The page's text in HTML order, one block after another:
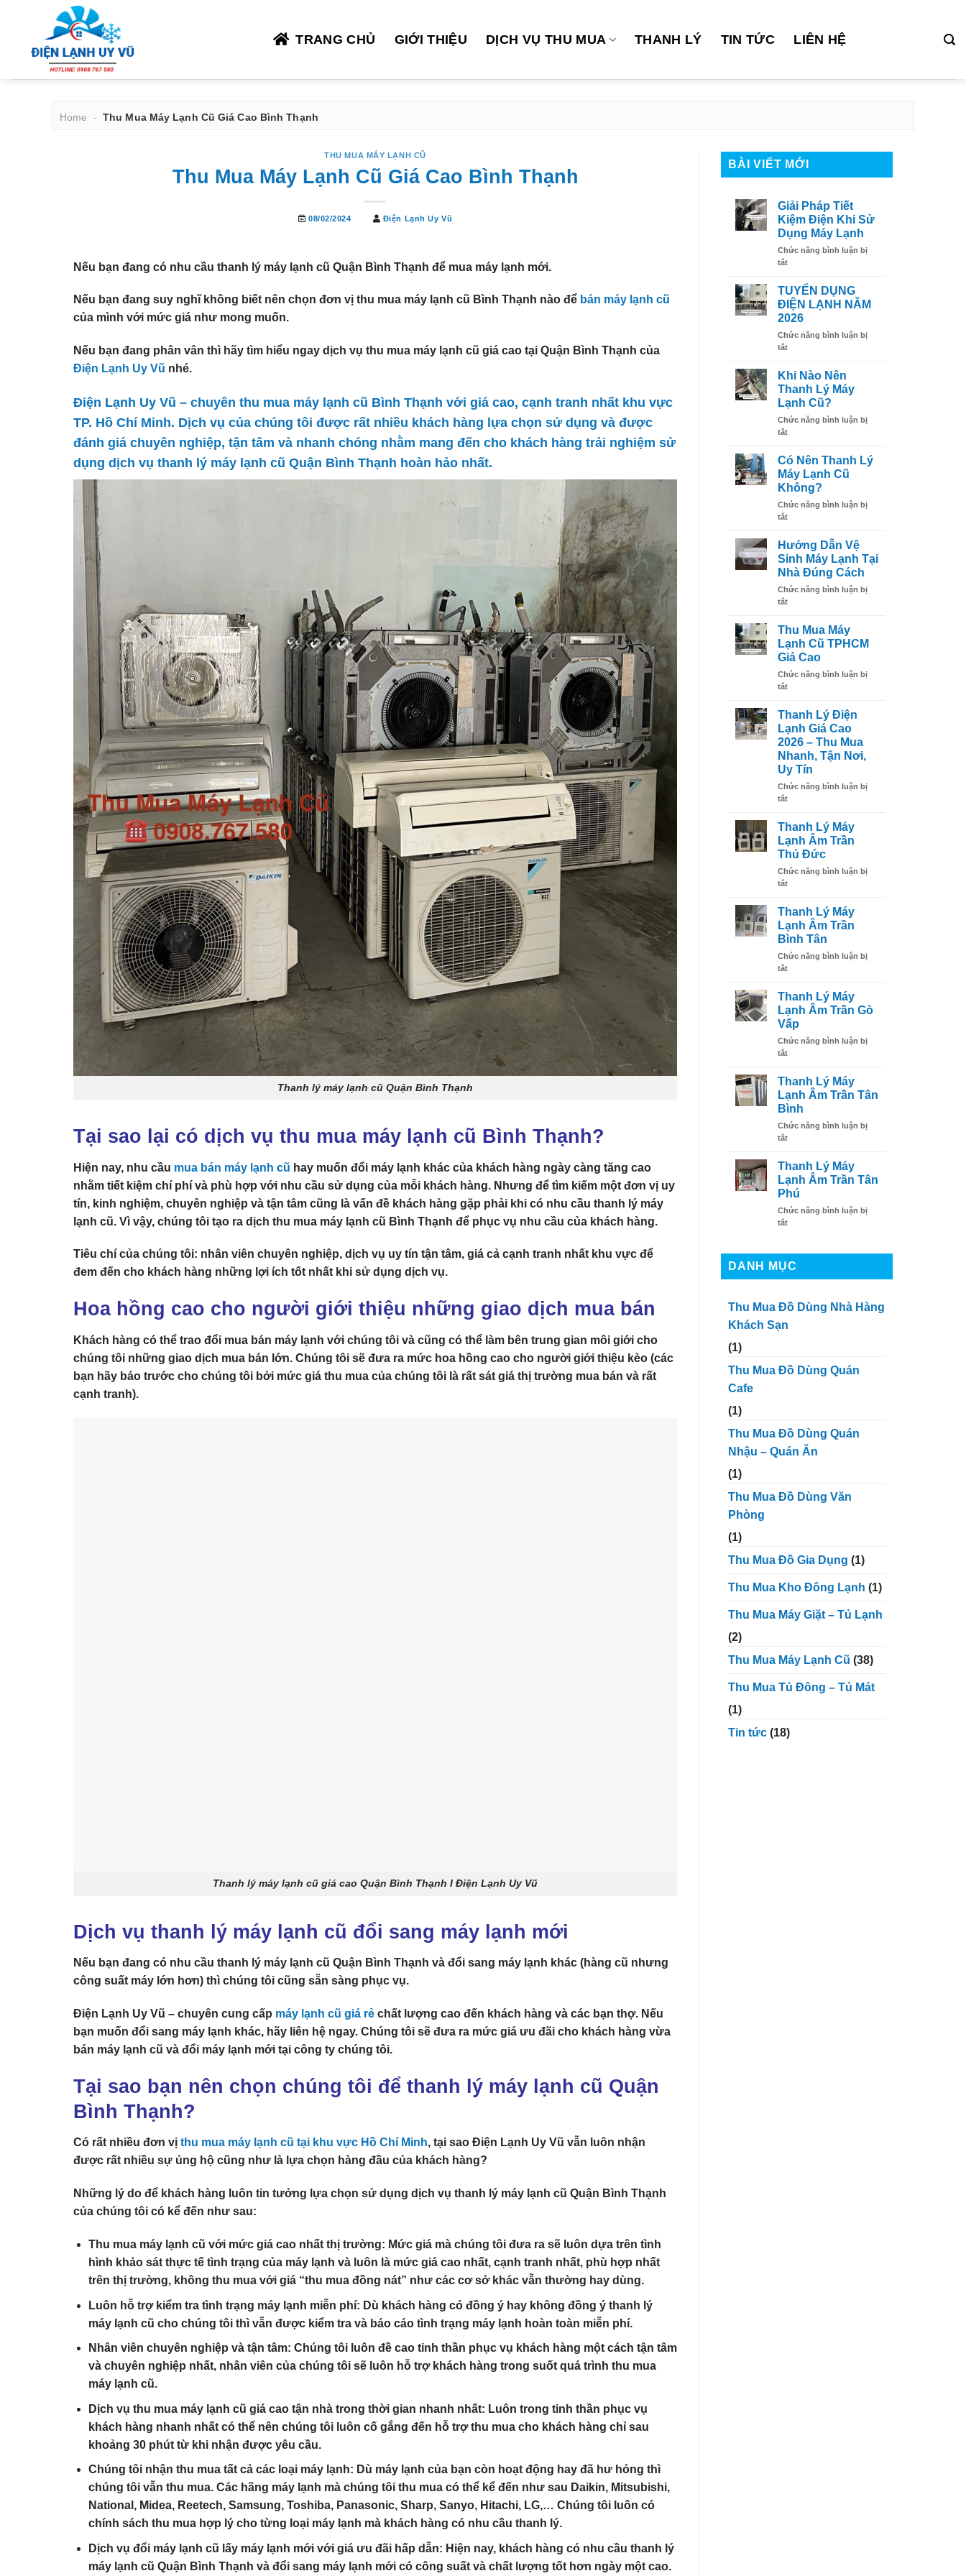
TRANG CHỦ GIỚI THIỆU DỊCH VỤ THU MUA THANH LÝ TIN TỨC LIÊN HỆ
Home - Thu Mua Máy Lạnh Cũ Giá Cao Bình Thạnh
THU MUA MÁY LẠNH CŨ
Thu Mua Máy Lạnh Cũ Giá Cao Bình Thạnh
08/02/2024 Điện Lạnh Uy Vũ
Nếu bạn đang có nhu cầu thanh lý máy lạnh cũ Quận Bình Thạnh để mua máy lạnh mới.
Nếu bạn đang suy nghĩ không biết nên chọn đơn vị thu mua máy lạnh cũ Bình Thạnh nào để bán máy lạnh cũ
của mình với mức giá như mong muốn.
Nếu bạn đang phân vân thì hãy tìm hiểu ngay dịch vụ thu mua máy lạnh cũ giá cao tại Quận Bình Thạnh của
Điện Lạnh Uy Vũ nhé.
Điện Lạnh Uy Vũ – chuyên thu mua máy lạnh cũ Bình Thạnh với giá cao, cạnh tranh nhất khu vực
TP. Hồ Chí Minh. Dịch vụ của chúng tôi được rất nhiều khách hàng lựa chọn sử dụng và được
đánh giá chuyên nghiệp, tận tâm và nhanh chóng nhằm mang đến cho khách hàng trải nghiệm sử
dụng dịch vụ thanh lý máy lạnh cũ Quận Bình Thạnh hoàn hảo nhất.
Thanh lý máy lạnh cũ Quận Bình Thạnh
Tại sao lại có dịch vụ thu mua máy lạnh cũ Bình Thạnh?
Hiện nay, nhu cầu mua bán máy lạnh cũ hay muốn đổi máy lạnh khác của khách hàng ngày càng tăng cao
nhằm tiết kiệm chí phí và phù hợp với nhu cầu sử dụng của mỗi khách hàng. Nhưng để tìm kiếm một đơn vị uy
tín, kinh nghiệm, chuyên nghiệp và tận tâm cũng là vấn đề khách hàng gặp phải khi có nhu cầu thanh lý máy
lạnh cũ. Vì vậy, chúng tôi tạo ra dịch thu mua máy lạnh cũ Bình Thạnh để phục vụ nhu cầu của khách hàng.
Tiêu chí của chúng tôi: nhân viên chuyên nghiệp, dịch vụ uy tín tận tâm, giá cả cạnh tranh nhất khu vực để
đem đến cho khách hàng những lợi ích tốt nhất khi sử dụng dịch vụ.
Hoa hồng cao cho người giới thiệu những giao dịch mua bán
Khách hàng có thể trao đổi mua bán máy lạnh với chúng tôi và cũng có thể làm bên trung gian môi giới cho
chúng tôi những giao dịch mua bán lớn. Chúng tôi sẽ đưa ra mức hoa hồng cao cho người giới thiệu kèo (các
bạn hãy báo trước cho chúng tôi bởi mức giá thu mua của chúng tôi là rất sát giá thị trường mua bán và rất
cạnh tranh).
Thanh lý máy lạnh cũ giá cao Quận Bình Thạnh I Điện Lạnh Uy Vũ
Dịch vụ thanh lý máy lạnh cũ đổi sang máy lạnh mới
Nếu bạn đang có nhu cầu thanh lý máy lạnh cũ Quận Bình Thạnh và đổi sang máy lạnh khác (hàng cũ nhưng
công suất máy lớn hơn) thì chúng tôi cũng sẵn sàng phục vụ.
Điện Lạnh Uy Vũ – chuyên cung cấp máy lạnh cũ giá rẻ chất lượng cao đến khách hàng và các bạn thợ. Nếu
bạn muốn đổi sang máy lạnh khác, hãy liên hệ ngay. Chúng tôi sẽ đưa ra mức giá ưu đãi cho khách hàng vừa
bán máy lạnh cũ và đổi máy lạnh mới tại công ty chúng tôi.
Tại sao bạn nên chọn chúng tôi để thanh lý máy lạnh cũ Quận
Bình Thạnh?
Có rất nhiều đơn vị thu mua máy lạnh cũ tại khu vực Hồ Chí Minh, tại sao Điện Lạnh Uy Vũ vẫn luôn nhận
được rất nhiều sự ủng hộ cũng như là lựa chọn hàng đầu của khách hàng?
Những lý do để khách hàng luôn tin tưởng lựa chọn sử dụng dịch vụ thanh lý máy lạnh cũ Quận Bình Thạnh
của chúng tôi có kể đến như sau:
Thu mua máy lạnh cũ với mức giá cao nhất thị trường: Mức giá mà chúng tôi đưa ra sẽ luôn dựa trên tình
hình khảo sát thực tế tình trạng của máy lạnh và luôn là mức giá cao nhất, cạnh tranh nhất, phù hợp nhất
trên thị trường, không thu mua với giá “thu mua đồng nát” như các cơ sở khác vẫn thường hay dùng.
Luôn hỗ trợ kiểm tra tình trạng máy lạnh miễn phí: Dù khách hàng có đồng ý hay không đồng ý thanh lý
máy lạnh cũ cho chúng tôi thì vẫn được kiểm tra và báo cáo tình trạng máy lạnh hoàn toàn miễn phí.
Nhân viên chuyên nghiệp và tận tâm: Chúng tôi luôn đề cao tinh thần phục vụ khách hàng một cách tận tâm
và chuyên nghiệp nhất, nhân viên của chúng tôi sẽ luôn hỗ trợ khách hàng trong suốt quá trình thu mua
máy lạnh cũ.
Dịch vụ thu mua máy lạnh cũ giá cao tận nhà trong thời gian nhanh nhất: Luôn trong tinh thần phục vụ
khách hàng nhanh nhất có thể nên chúng tôi luôn cố gắng đến hỗ trợ thu mua cho khách hàng chỉ sau
khoảng 30 phút từ khi nhận được yêu cầu.
Chúng tôi nhận thu mua tất cả các loại máy lạnh: Dù máy lạnh của bạn còn hoạt động hay đã hư hỏng thì
chúng tôi vẫn thu mua. Các hãng máy lạnh mà chúng tôi thu mua có thể kể đến như sau Daikin, Mitsubishi,
National, Midea, Reetech, Samsung, Toshiba, Panasonic, Sharp, Sanyo, Hitachi, LG,… Chúng tôi luôn có
chính sách thu mua hợp lý cho từng loại máy lạnh mà khách hàng có nhu cầu thanh lý.
Dịch vụ đổi máy lạnh cũ lấy máy lạnh mới với giá ưu đãi hấp dẫn: Hiện nay, khách hàng có nhu cầu thanh lý
máy lạnh cũ Quận Bình Thạnh và đổi sang máy lạnh mới có công suất và chất lượng tốt hơn ngày một cao.
BÀI VIẾT MỚI
Giải Pháp Tiết
Kiệm Điện Khi Sử
Dụng Máy Lạnh
Chức năng bình luận bị
tắtở
Pháp
Tiết
Kiệm
Điện
Khi
Sử
Máy
Lạnh
TUYỂN DỤNG
ĐIỆN LẠNH NĂM
2026
Chức năng bình luận bị
tắtở
DỤNG
ĐIỆN
LẠNH
NĂM
2026
Khi Nào Nên
Thanh Lý Máy
Lạnh Cũ?
Chức năng bình luận bị
tắtở
Nào
Nên
Thanh
Lý
Máy
Lạnh
Có Nên Thanh Lý
Máy Lạnh Cũ
Không?
Chức năng bình luận bị
tắtở
Nên
Thanh
Lý
Máy
Lạnh
Cũ
Hướng Dẫn Vệ
Sinh Máy Lạnh Tại
Nhà Đúng Cách
Chức năng bình luận bị
tắtở
Dẫn
Sinh
Máy
Lạnh
Tại
Đúng
Cách
Thu Mua Máy
Lạnh Cũ TPHCM
Giá Cao
Chức năng bình luận bị
tắtở
Mua
Máy
Lạnh
Cũ
TPHCM
Giá
Cao
Thanh Lý Điện
Lạnh Giá Cao
2026 – Thu Mua
Nhanh, Tận Nơi,
Uy Tín
Chức năng bình luận bị
tắtở
Lý
Điện
Lạnh
Giá
Cao
2026
Thu
Mua
Nhanh,
Tận
Nơi,
Uy
Thanh Lý Máy
Lạnh Âm Trần
Thủ Đức
Chức năng bình luận bị
tắtở
Lý
Máy
Lạnh
Âm
Trần
Thủ
Thanh Lý Máy
Lạnh Âm Trần
Bình Tân
Chức năng bình luận bị
tắtở
Lý
Máy
Lạnh
Âm
Trần
Bình
Thanh Lý Máy
Lạnh Âm Trần Gò
Vấp
Chức năng bình luận bị
tắtở
Lý
Máy
Lạnh
Âm
Trần
Gò
Thanh Lý Máy
Lạnh Âm Trần Tân
Bình
Chức năng bình luận bị
tắtở
Lý
Máy
Lạnh
Âm
Trần
Tân
Thanh Lý Máy
Lạnh Âm Trần Tân
Phú
Chức năng bình luận bị
tắtở
Lạnh
Tân
DANH MỤC
Thu Mua Đồ Dùng Nhà Hàng
Khách Sạn
(1)
Thu Mua Đồ Dùng Quán
Cafe
(1)
Thu Mua Đồ Dùng Quán
Nhậu – Quán Ăn
(1)
Thu Mua Đồ Dùng Văn
Phòng
(1)
Thu Mua Đồ Gia Dụng (1)
Thu Mua Kho Đông Lạnh (1)
Thu Mua Máy Giặt – Tủ Lạnh
(2)
Thu Mua Máy Lạnh Cũ (38)
Thu Mua Tủ Đông – Tủ Mát
(1)
Tin tức (18)